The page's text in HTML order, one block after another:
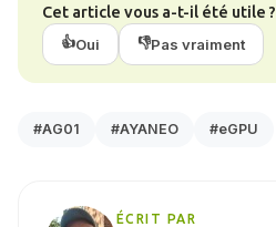
Cet article vous a-t-il été utile ?
👍Oui 👎Pas vraiment
#AG01 #AYANEO #eGPU
ÉCRIT PAR